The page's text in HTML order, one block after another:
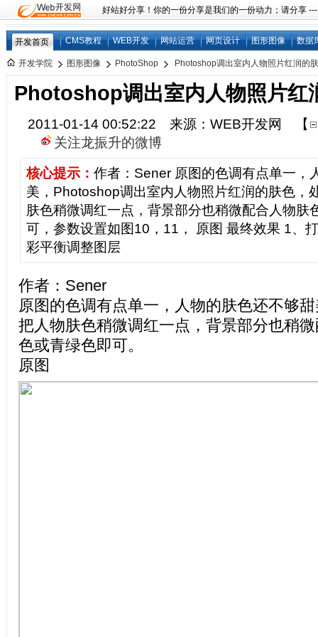
好站好分享！你的一份分享是我们的一份动力；请分享
开发首页 CMS教程 WEB开发 网站运营 网页设计 图形图像 数据
开发学院 图形图像 PhotoShop Photoshop调出室内人物照片红润的
Photoshop调出室内人物照片红
2011-01-14 00:52:22 来源：WEB开发网
【
关注龙振升的微博
核心提示： 作者：Sener 原图的色调有点单一，
美，Photoshop调出室内人物照片红润的肤色，
肤色稍微调红一点，背景部分也稍微配合人物肤
可，参数设置如图10，11， 原图 最终效果 1、
彩平衡调整图层
作者：Sener
原图的色调有点单一，人物的肤色还不够
把人物肤色稍微调红一点，背景部分也稍
色或青绿色即可。
原图